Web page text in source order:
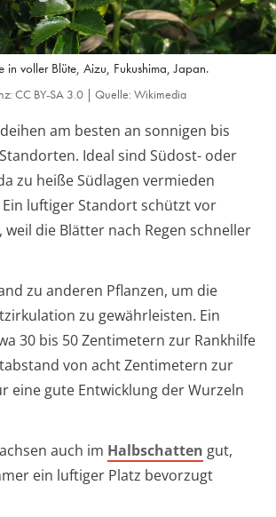
in voller Blüte, Aizu, Fukushima, Japan.
CC BY-SA 3.0 | Quelle: Wikimedia
am besten an sonnigen bis
Ideal sind Südost- oder
zu heiße Südlagen vermieden
luftiger Standort schützt vor
weil die Blätter nach Regen schneller
zu anderen Pflanzen, um die
zu gewährleisten. Ein
30 bis 50 Zentimetern zur Rankhilfe
von acht Zentimetern zur
eine gute Entwicklung der Wurzeln
auch im Halbschatten gut,
ein luftiger Platz bevorzugt